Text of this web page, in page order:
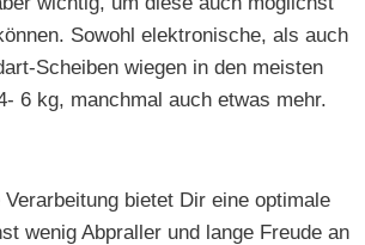
Sowohl elektronische, als auch
Scheiben wiegen in den meisten
6 kg, manchmal auch etwas mehr.
bietet Dir eine optimale
wenig Abpraller und lange Freude an